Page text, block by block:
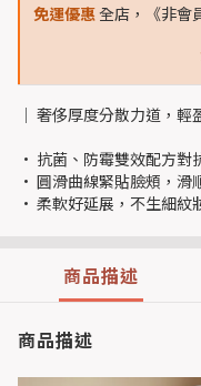
免運優惠全店，《非會
│ 奢侈厚度分散力道，輕
• 抗菌、防霉雙效配方對
• 圓滑曲線緊貼臉頰，滑
• 柔軟好延展，不生細紋
商品描述
商品描述